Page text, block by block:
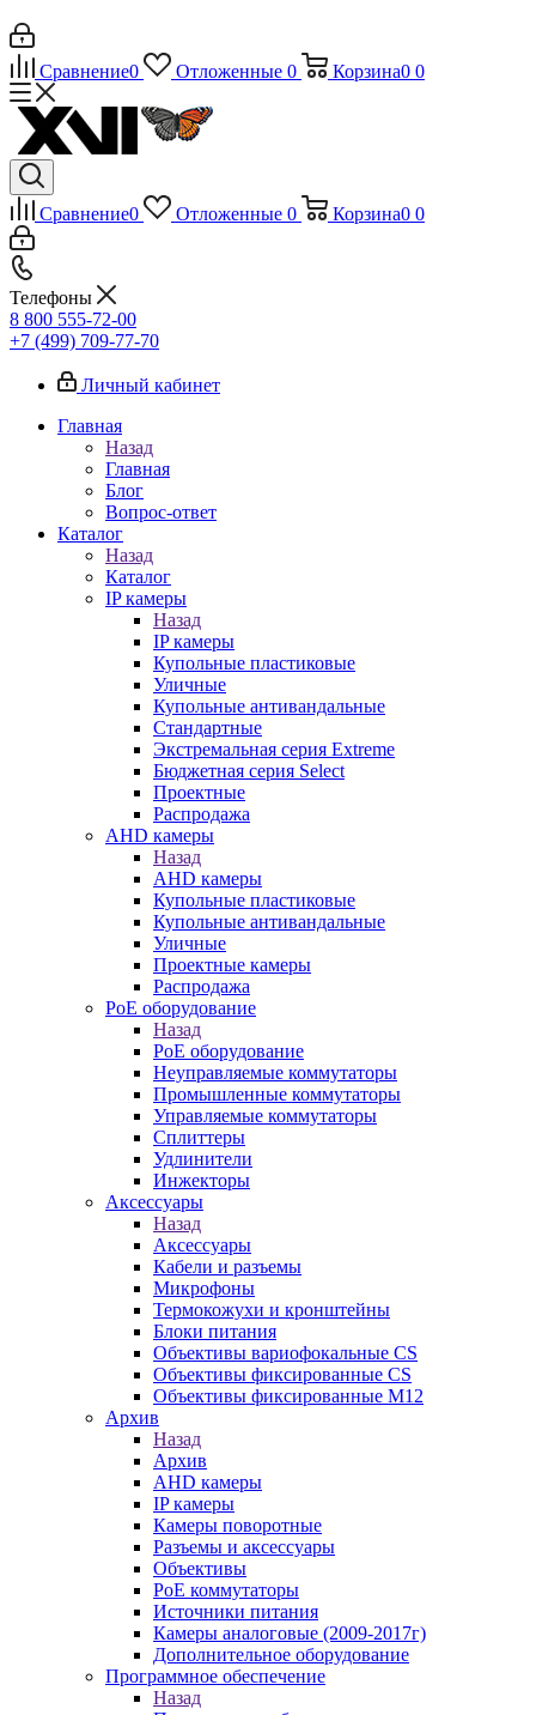
Сравнение0 Отложенные 0 Корзина0 0
Сравнение0 Отложенные 0 Корзина0 0
Телефоны
8 800 555-72-00
+7 (499) 709-77-70
Личный кабинет
Главная
Назад
Главная
Блог
Вопрос-ответ
Каталог
Назад
Каталог
IP камеры
Назад
IP камеры
Купольные пластиковые
Уличные
Купольные антивандальные
Стандартные
Экстремальная серия Extreme
Бюджетная серия Select
Проектные
Распродажа
AHD камеры
Назад
AHD камеры
Купольные пластиковые
Купольные антивандальные
Уличные
Проектные камеры
Распродажа
PoE оборудование
Назад
PoE оборудование
Неуправляемые коммутаторы
Промышленные коммутаторы
Управляемые коммутаторы
Сплиттеры
Удлинители
Инжекторы
Аксессуары
Назад
Аксессуары
Кабели и разъемы
Микрофоны
Термокожухи и кронштейны
Блоки питания
Объективы вариофокальные CS
Объективы фиксированные CS
Объективы фиксированные М12
Архив
Назад
Архив
AHD камеры
IP камеры
Камеры поворотные
Разъемы и аксессуары
Объективы
PoE коммутаторы
Источники питания
Камеры аналоговые (2009-2017г)
Дополнительное оборудование
Программное обеспечение
Назад